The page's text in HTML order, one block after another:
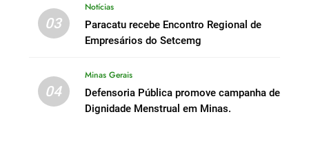
03
Notícias
Paracatu recebe Encontro Regional de
Empresários do Setcemg
04
Minas Gerais
Defensoria Pública promove campanha de
Dignidade Menstrual em Minas.